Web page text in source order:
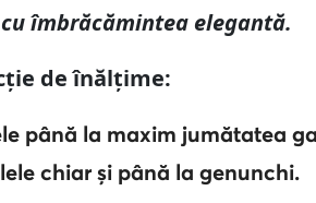
îmbrăcămintea elegantă.
de înălțime:
până la maxim jumătatea
chiar și până la genunchi.